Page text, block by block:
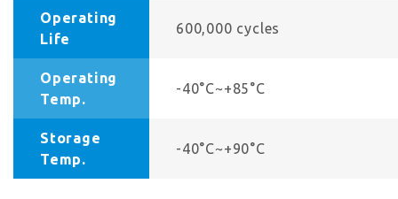
Operating
Life
600,000 cycles
Operating
Temp.
-40°C~+85°C
Storage
Temp.
-40°C~+90°C